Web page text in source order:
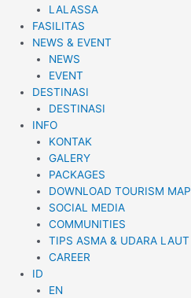
LALASSA
FASILITAS
NEWS & EVENT
NEWS
EVENT
DESTINASI
DESTINASI
INFO
KONTAK
GALERY
PACKAGES
DOWNLOAD TOURISM MAP
SOCIAL MEDIA
COMMUNITIES
TIPS ASMA & UDARA LAUT
CAREER
ID
EN